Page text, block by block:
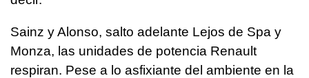
Sainz y Alonso, salto adelante Lejos de Spa y
Monza, las unidades de potencia Renault
respiran. Pese a lo asfixiante del ambiente en la